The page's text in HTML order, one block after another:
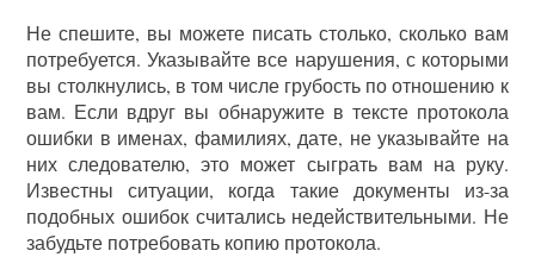
Не спешите, вы можете писать столько, сколько вам
потребуется. Указывайте все нарушения, с которыми
вы столкнулись, в том числе грубость по отношению к
вам. Если вдруг вы обнаружите в тексте протокола
ошибки в именах, фамилиях, дате, не указывайте на
них следователю, это может сыграть вам на руку.
Известны ситуации, когда такие документы из-за
подобных ошибок считались недействительными. Не
забудьте потребовать копию протокола.